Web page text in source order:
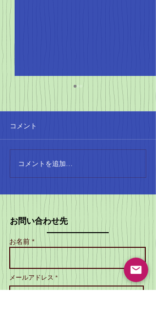
ゴールデンエイジかけっ
こ教室2クール終了
コメント
コメントを追加…
お問い合わせ先
お名前 *
メールアドレス *